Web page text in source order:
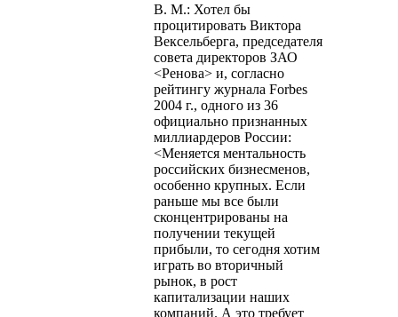
В. М.: Хотел бы
процитировать Виктора
Вексельберга, председателя
совета директоров ЗАО
<Ренова> и, согласно
рейтингу журнала Forbes
2004 г., одного из 36
официально признанных
миллиардеров России:
<Меняется ментальность
российских бизнесменов,
особенно крупных. Если
раньше мы все были
сконцентрированы на
получении текущей
прибыли, то сегодня хотим
играть во вторичный
рынок, в рост
капитализации наших
компаний. А это требует